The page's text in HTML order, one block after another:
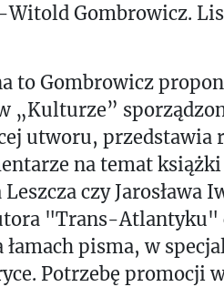
Witold Gombrowicz.
to Gombrowicz
„Kulturze”
utworu, przedstawia
na temat
czy Jarosława
"Trans-Atlantyku"
łamach pisma, w
Potrzebę promocji